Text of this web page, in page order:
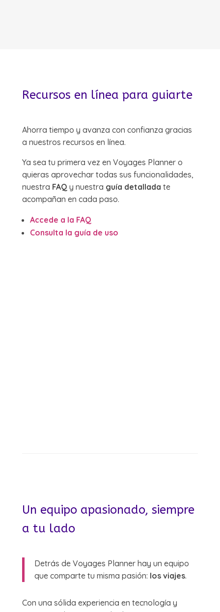
Recursos en línea para guiarte
Ahorra tiempo y avanza con confianza gracias
a nuestros recursos en línea.
Ya sea tu primera vez en Voyages Planner o
quieras aprovechar todas sus funcionalidades,
nuestra FAQ y nuestra guía detallada te
acompañan en cada paso.
Accede a la FAQ
Consulta la guía de uso
Un equipo apasionado, siempre
a tu lado
Detrás de Voyages Planner hay un equipo
que comparte tu misma pasión: los viajes.
Con una sólida experiencia en tecnología y